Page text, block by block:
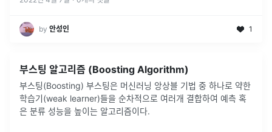
by 안성인 1
부스팅 알고리즘 (Boosting Algorithm)
부스팅(Boosting) 부스팅은 머신러닝 앙상블 기법 중 하나로 약한
학습기(weak learner)들을 순차적으로 여러개 결합하여 예측 혹
은 분류 성능을 높이는 알고리즘이다.